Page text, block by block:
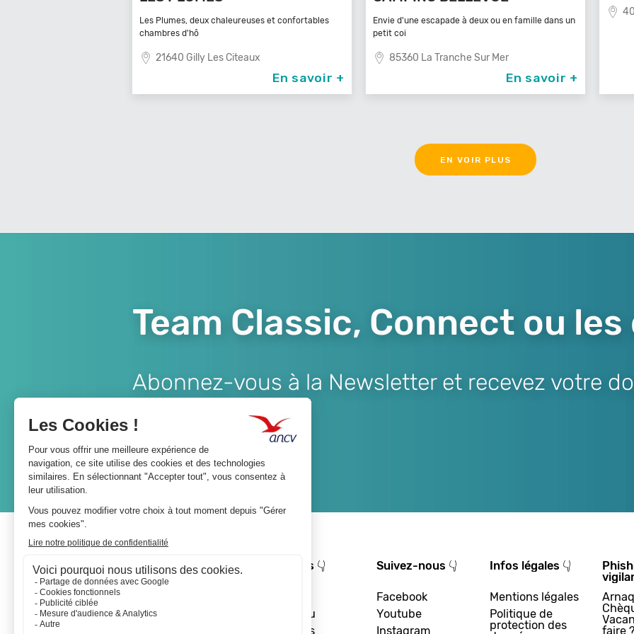
Les Plumes, deux chaleureuses et confortables
chambres d'hô
21640 Gilly Les Citeaux
En savoir +
Envie d'une escapade à deux ou en famille dans un
petit coi
85360 La Tranche Sur Mer
En savoir +
EN VOIR PLUS
Team Classic, Connect ou les
Abonnez-vous à la Newsletter et recevez votre
A propos 👇
Le réseau
Les actus
Suivez-nous 👇
Facebook
Youtube
Instagram
Infos légales 👇
Mentions légales
Politique de
protection des
faire ?